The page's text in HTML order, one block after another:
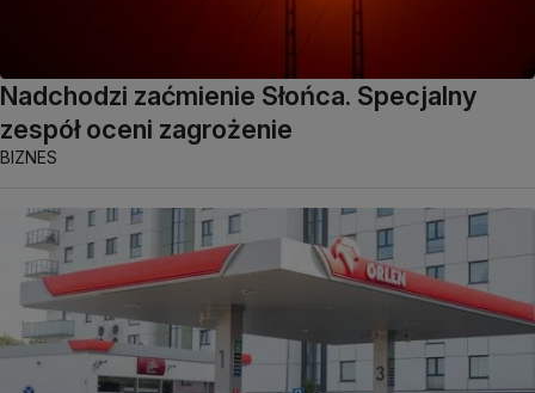
Nadchodzi zaćmienie Słońca. Specjalny
zespół oceni zagrożenie
BIZNES